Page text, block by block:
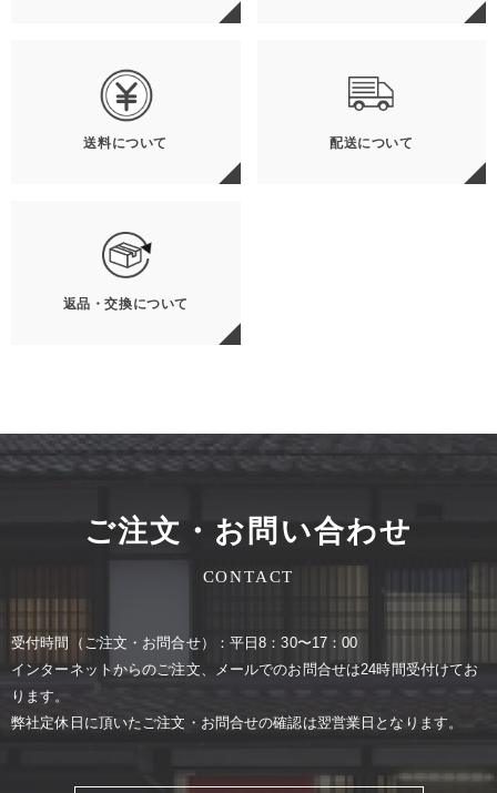
送料について 配送について
返品・交換について
ご注文・お問い合わせ
CONTACT
受付時間（ご注⽂・お問合せ）：平⽇8：30〜17：00
インターネットからのご注⽂、メールでのお問合せは24時間受付けてお
ります。
弊社定休⽇に頂いたご注⽂・お問合せの確認は翌営業⽇となります。